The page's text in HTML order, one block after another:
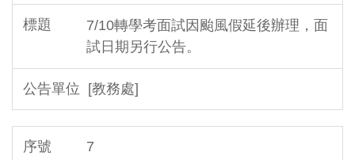
7/10轉學考面試因颱風假延後辦理，面
試日期另行公告。
[教務處]
7